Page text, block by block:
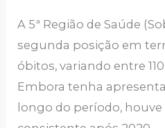
A 5ª Região de Saúde
segunda posição em
óbitos, variando entre 110
Embora tenha
longo do período,